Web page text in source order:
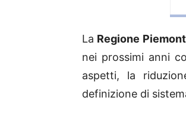
La Regione
nei prossimi anni
aspetti, la
definizione di